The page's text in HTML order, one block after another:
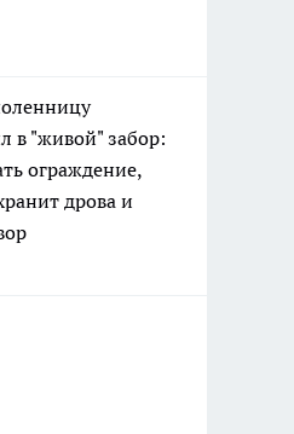
в "живой" забор:
ограждение,
дрова и